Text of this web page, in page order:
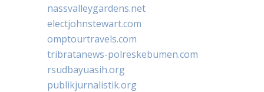
nassvalleygardens.net
electjohnstewart.com
omptourtravels.com
tribratanews-polreskebumen.com
rsudbayuasih.org
publikjurnalistik.org